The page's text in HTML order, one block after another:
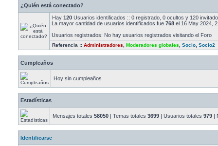
¿Quién está conectado?
Hay 120 Usuarios identificados :: 0 registrado, 0 ocultos y 120
La mayor cantidad de usuarios identificados fue 768 el 16 May 2024,
Usuarios registrados: No hay usuarios registrados visitando el Foro
Referencia :: Administradores Moderadores globales Socio Socio2
Cumpleaños
Hoy sin cumpleaños
Estadísticas
Mensajes totales 58050 | Temas totales 3699 | Usuarios totales 979 |
Identificarse